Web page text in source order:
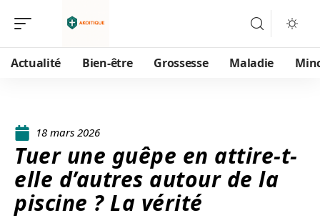
Actualité Bien-être Grossesse Maladie
18 mars 2026
Tuer une guêpe en attire-t-
elle d’autres autour de la
piscine ? La vérité